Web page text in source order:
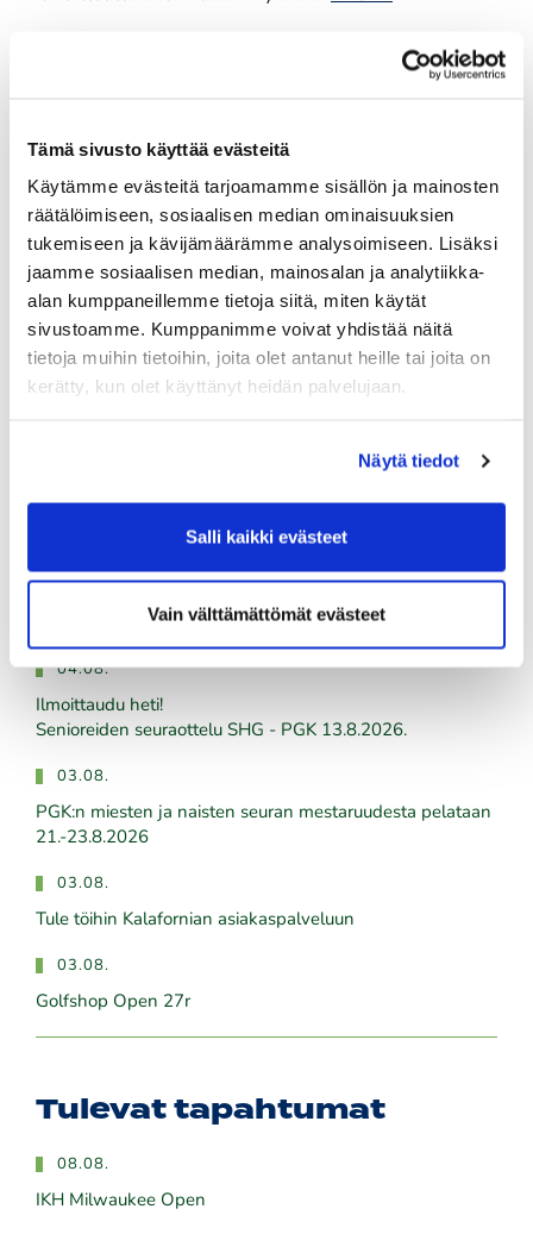
Tämä sivusto käyttää evästeitä
Käytämme evästeitä tarjoamamme sisällön ja mainosten
räätälöimiseen, sosiaalisen median ominaisuuksien
tukemiseen ja kävijämäärämme analysoimiseen. Lisäksi
jaamme sosiaalisen median, mainosalan ja analytiikka-
alan kumppaneillemme tietoja siitä, miten käytät
sivustoamme. Kumppanimme voivat yhdistää näitä
tietoja muihin tietoihin, joita olet antanut heille tai joita on
kerätty, kun olet käyttänyt heidän palvelujaan.
Näytä tiedot
Salli kaikki evästeet
Vain välttämättömät evästeet
Tuoreimmat uutiset
06.08.
PGK:n Oliver Honkanen mukana Erkko Trophyssa
04.08.
Ilmoittaudu heti!
​​​​​​​Senioreiden seuraottelu SHG - PGK 13.8.2026.
03.08.
PGK:n miesten ja naisten seuran mestaruudesta pelataan
21.-23.8.2026
03.08.
Tule töihin Kalafornian asiakaspalveluun
03.08.
Golfshop Open 27r
Tulevat tapahtumat
08.08.
IKH Milwaukee Open